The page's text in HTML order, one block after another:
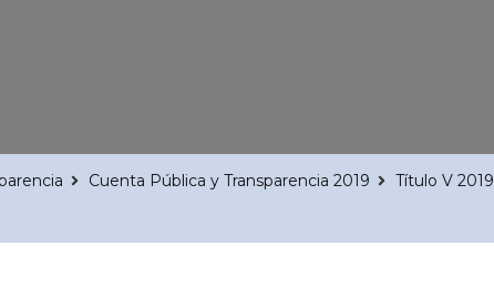
Cuenta Pública y Transparencia 2019 Título V 2019